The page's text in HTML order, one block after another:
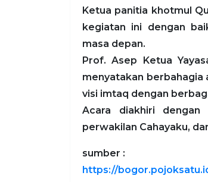
Ketua panitia khotmul
kegiatan ini dengan
masa depan.
Prof. Asep Ketua
menyatakan berbahagia
visi imtaq dengan
Acara diakhiri
perwakilan Cahayaku,
sumber :
https://